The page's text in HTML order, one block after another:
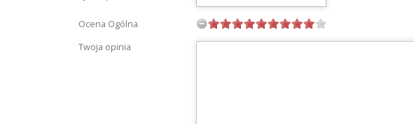
Ocena Ogólna
Twoja opinia